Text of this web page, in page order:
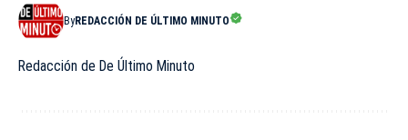
ByREDACCIÓN DE ÚLTIMO MINUTO
Redacción de De Último Minuto